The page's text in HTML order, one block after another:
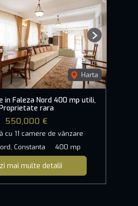
Harta
Next
in Faleza Nord 400 mp utili,
rara
550,000 €
cu 11 camere de vânzare
Constanta
400 mp
mai multe detalii